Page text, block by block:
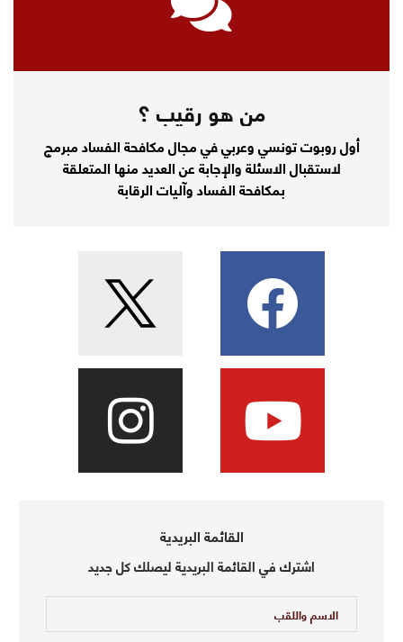
من هو رقيب ؟
أول روبوت تونسي وعربي في مجال مكافحة الفساد مبرمج
لاستقبال الاسئلة والإجابة عن العديد منها المتعلقة
بمكافحة الفساد وآليات الرقابة
القائمة البريدية
اشترك في القائمة البريدية ليصلك كل جديد